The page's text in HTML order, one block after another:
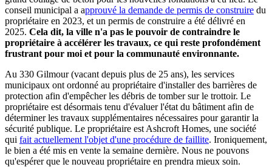
conseil municipal a approuvé la demande de permis de construire du
propriétaire en 2023, et un permis de construire a été délivré en
2025. Cela dit, la ville n'a pas le pouvoir de contraindre le
propriétaire à accélérer les travaux, ce qui reste profondément
frustrant pour moi et pour la communauté environnante.
Au 330 Gilmour (vacant depuis plus de 25 ans), les services
municipaux ont ordonné au propriétaire d'installer des barrières de
protection afin d'empêcher les débris de tomber sur le trottoir. Le
propriétaire est désormais tenu d'évaluer l'état du bâtiment afin de
déterminer les travaux supplémentaires nécessaires pour garantir la
sécurité publique. Le propriétaire est Ashcroft Homes, une société
qui fait actuellement l'objet d'une procédure de faillite. Ironiquement,
le bien a été mis en vente la semaine dernière. Nous ne pouvons
qu'espérer que le nouveau propriétaire en prendra mieux soin.